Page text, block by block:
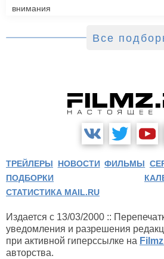
внимания
Все
ТРЕЙЛЕРЫ НОВОСТИ ФИЛЬМЫ
ПОДБОРКИ
СТАТИСТИКА MAIL.RU
Издается с 13/03/2000 ::
уведомления и разрешения
при активной гиперссылке на
авторства.